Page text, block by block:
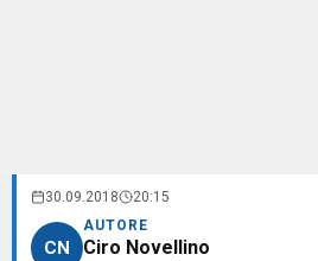
30.09.2018 20:15
CN
AUTORE
Ciro Novellino